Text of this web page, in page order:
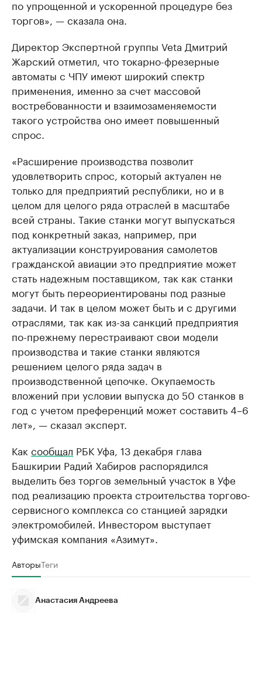
по упрощенной и ускоренной процедуре без
торгов», — сказала она.
Директор Экспертной группы Veta Дмитрий
Жарский отметил, что токарно-фрезерные
автоматы с ЧПУ имеют широкий спектр
применения, именно за счет массовой
востребованности и взаимозаменяемости
такого устройства оно имеет повышенный
спрос.
«Расширение производства позволит
удовлетворить спрос, который актуален не
только для предприятий республики, но и в
целом для целого ряда отраслей в масштабе
всей страны. Такие станки могут выпускаться
под конкретный заказ, например, при
актуализации конструирования самолетов
гражданской авиации это предприятие может
стать надежным поставщиком, так как станки
могут быть переориентированы под разные
задачи. И так в целом может быть и с другими
отраслями, так как из-за санкций предприятия
по-прежнему перестраивают свои модели
производства и такие станки являются
решением целого ряда задач в
производственной цепочке. Окупаемость
вложений при условии выпуска до 50 станков в
год с учетом преференций может составить 4–6
лет», — сказал эксперт.
Как сообщал РБК Уфа, 13 декабря глава
Башкирии Радий Хабиров распорядился
выделить без торгов земельный участок в Уфе
под реализацию проекта строительства торгово-
сервисного комплекса со станцией зарядки
электромобилей. Инвестором выступает
уфимская компания «Азимут».
АвторыТеги
Анастасия Андреева